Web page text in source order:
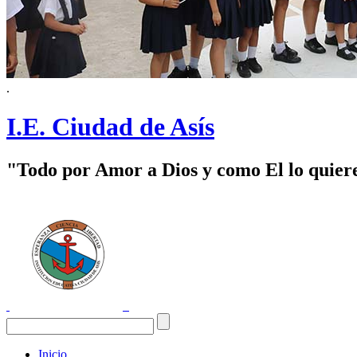
.
I.E. Ciudad de Asís
"Todo por Amor a Dios y como El lo
Inicio